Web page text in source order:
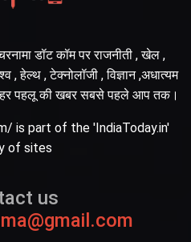
डॉट कॉम पर राजनीती , खेल ,
, हेल्थ , टेक्नोलॉजी , विज्ञान ,अधात्यम
हर पहलू की खबर सबसे पहले आप तक।
is part of the 'IndiaToday.in'
of sites
us